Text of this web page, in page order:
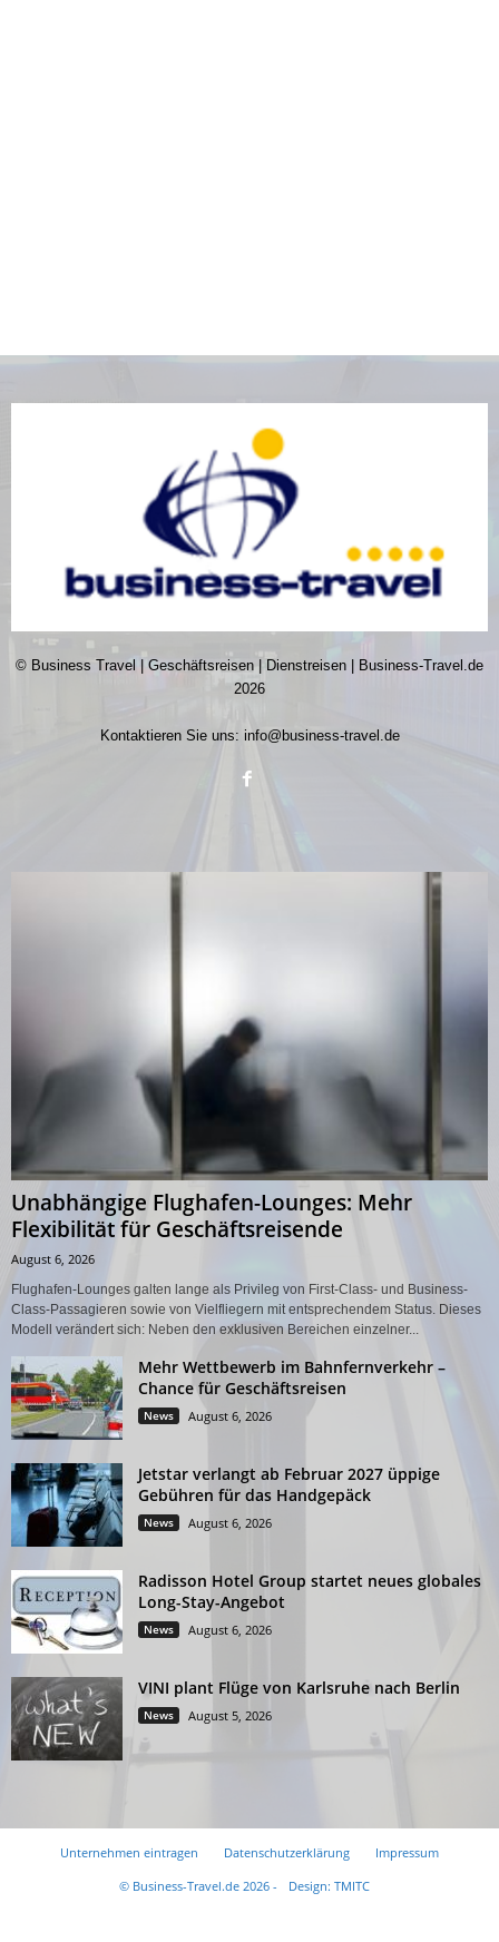
© Business Travel | Geschäftsreisen | Dienstreisen | Business-Travel.de
2026
Kontaktieren Sie uns: info@business-travel.de
Unabhängige Flughafen-Lounges: Mehr
Flexibilität für Geschäftsreisende
August 6, 2026
Flughafen-Lounges galten lange als Privileg von First-Class- und Business-
Class-Passagieren sowie von Vielfliegern mit entsprechendem Status. Dieses
Modell verändert sich: Neben den exklusiven Bereichen einzelner...
Mehr Wettbewerb im Bahnfernverkehr –
Chance für Geschäftsreisen
News August 6, 2026
Jetstar verlangt ab Februar 2027 üppige
Gebühren für das Handgepäck
News August 6, 2026
Radisson Hotel Group startet neues globales
Long-Stay-Angebot
News August 6, 2026
VINI plant Flüge von Karlsruhe nach Berlin
News August 5, 2026
Unternehmen eintragen Datenschutzerklärung
Impressum
© Business-Travel.de 2026 -
Design: TMITC